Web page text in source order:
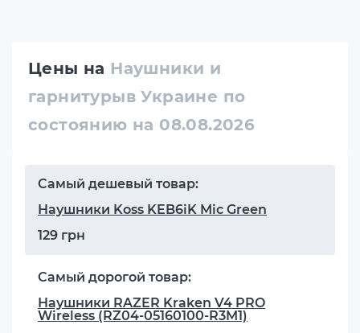
Цены на Наушники и
гарнитурыв Украине по
состоянию на 08.08.2026
Самый дешевый товар:
Наушники Koss KEB6iK Mic Green
129 грн
Самый дорогой товар:
Наушники RAZER Kraken V4 PRO
Wireless (RZ04-05160100-R3M1)